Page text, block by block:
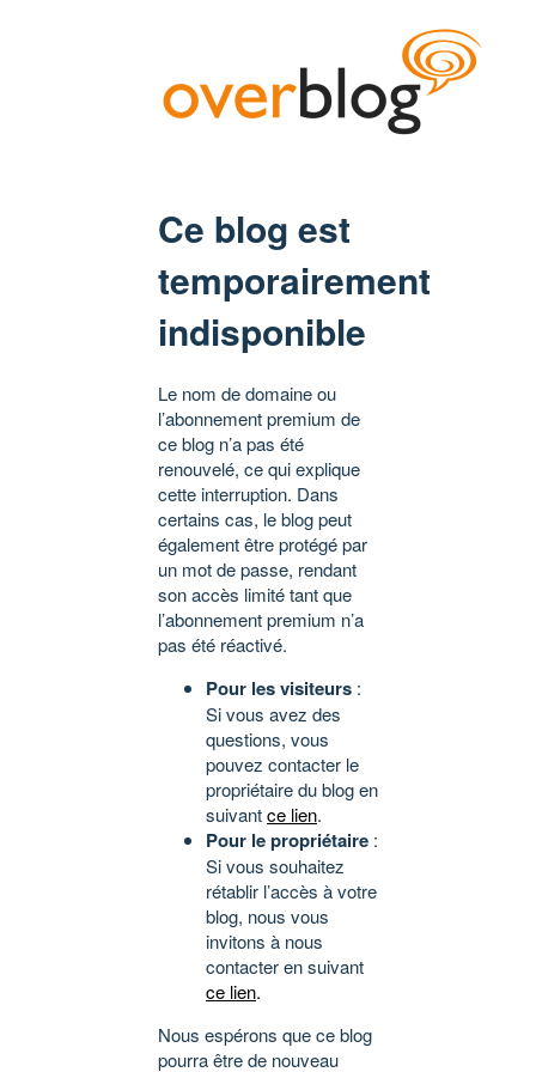
Ce blog est
temporairement
indisponible
Le nom de domaine ou
l’abonnement premium de
ce blog n’a pas été
renouvelé, ce qui explique
cette interruption. Dans
certains cas, le blog peut
également être protégé par
un mot de passe, rendant
son accès limité tant que
l’abonnement premium n’a
pas été réactivé.
Pour les visiteurs :
Si vous avez des
questions, vous
pouvez contacter le
propriétaire du blog en
suivantce lien.
Pour le propriétaire :
Si vous souhaitez
rétablir l’accès à votre
blog, nous vous
invitons à nous
contacter en suivant
ce lien.
Nous espérons que ce blog
pourra être de nouveau